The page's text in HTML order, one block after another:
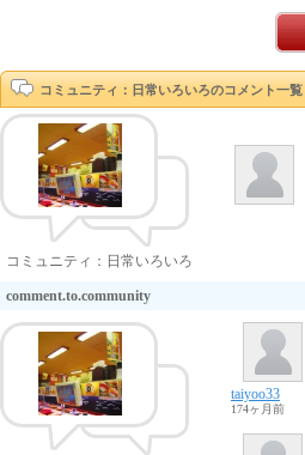
コミュニティ：日常いろいろのコメント一覧
コミュニティ：日常いろいろ
comment.to.community
taiyoo33
174ヶ月前